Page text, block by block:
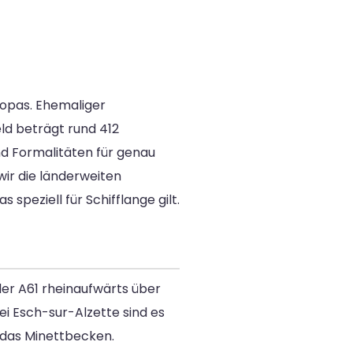
Ehemaliger
beträgt rund 412
Formalitäten für genau
die länderweiten
speziell für Schifflange gilt.
A61 rheinaufwärts über
Esch-sur-Alzette sind es
Minettbecken.